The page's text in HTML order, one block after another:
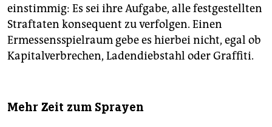
einstimmig: Es sei ihre Aufgabe, alle festgestellten
Straftaten konsequent zu verfolgen. Einen
Ermessensspielraum gebe es hierbei nicht, egal ob
Kapitalverbrechen, Ladendiebstahl oder Graffiti.
Mehr Zeit zum Sprayen